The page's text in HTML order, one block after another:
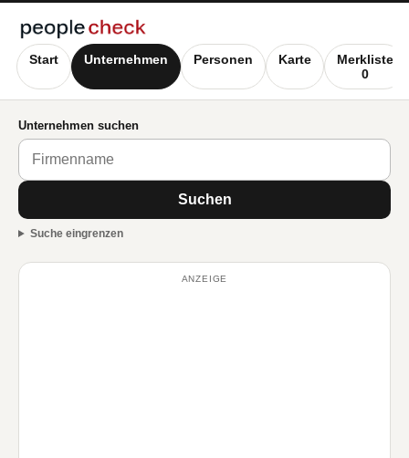
Start Unternehmen Personen Karte
Merkliste
0
Unternehmen suchen
Suchen
Suche eingrenzen
ANZEIGE